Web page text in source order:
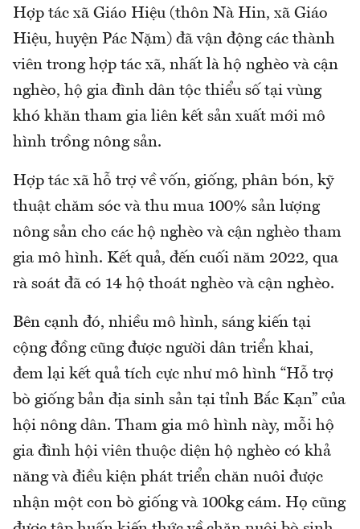
Hợp tác xã Giáo Hiệu (thôn Nà Hin, xã Giáo
Hiệu, huyện Pác Nặm) đã vận động các thành
viên trong hợp tác xã, nhất là hộ nghèo và cận
nghèo, hộ gia đình dân tộc thiểu số tại vùng
khó khăn tham gia liên kết sản xuất mới mô
hình trồng nông sản.
Hợp tác xã hỗ trợ về vốn, giống, phân bón, kỹ
thuật chăm sóc và thu mua 100% sản lượng
nông sản cho các hộ nghèo và cận nghèo tham
gia mô hình. Kết quả, đến cuối năm 2022, qua
rà soát đã có 14 hộ thoát nghèo và cận nghèo.
Bên cạnh đó, nhiều mô hình, sáng kiến tại
cộng đồng cũng được người dân triển khai,
đem lại kết quả tích cực như mô hình “Hỗ trợ
bò giống bản địa sinh sản tại tỉnh Bắc Kạn” của
hội nông dân. Tham gia mô hình này, mỗi hộ
gia đình hội viên thuộc diện hộ nghèo có khả
năng và điều kiện phát triển chăn nuôi được
nhận một con bò giống và 100kg cám. Họ cũng